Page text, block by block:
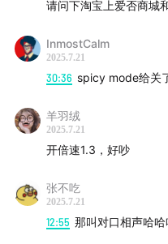
请问下淘宝上爱否商城
InmostCalm
2025.7.21
30:36 spicy mode给关
羊羽绒
2025.7.21
开倍速1.3，好吵
张不吃
2025.7.21
12:55 那叫对口相声哈哈